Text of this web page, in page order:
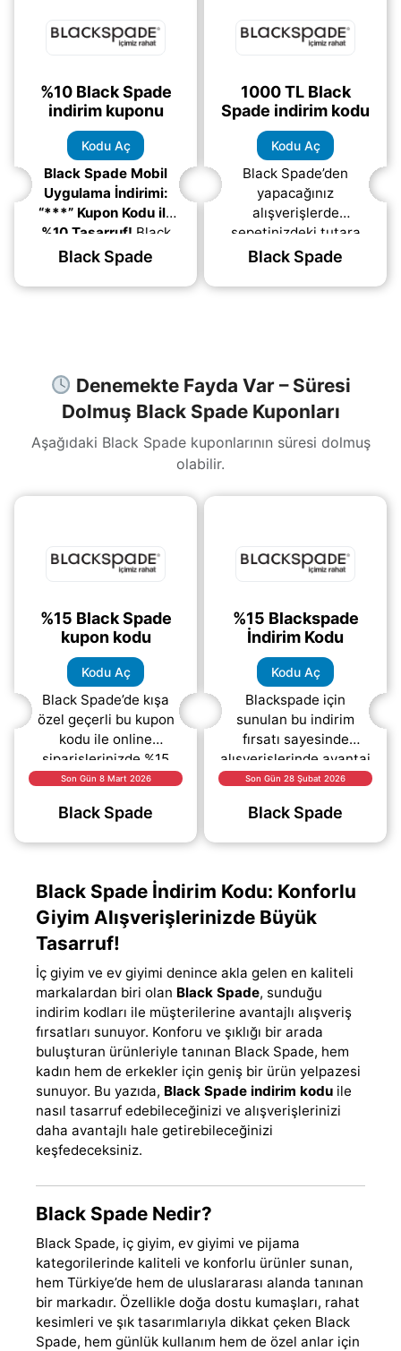
%10 Black Spade
indirim kuponu
Kodu Aç
Black Spade Mobil
Uygulama İndirimi:
“***” Kupon Kodu ile
%10 Tasarruf! Black
Spade’den yapacağınız
alışverişlerde, iç giyim
kategorisindeki
Black Spade
1000 TL Black
Spade indirim kodu
Kodu Aç
Black Spade’den
yapacağınız
alışverişlerde
sepetinizdeki tutara
göre değişen indirim
fırsatlarından
yararlanabilirsiniz!
Black Spade
Denemekte Fayda Var – Süresi
Dolmuş Black Spade Kuponları
Aşağıdaki Black Spade kuponlarının süresi dolmuş
olabilir.
%15 Black Spade
kupon kodu
Kodu Aç
Black Spade’de kışa
özel geçerli bu kupon
kodu ile online
siparişlerinizde %15
indirim fırsatını
Sepetinizi
Son Gün 8 Mart 2026
Black Spade
%15 Blackspade
İndirim Kodu
Kodu Aç
Blackspade için
sunulan bu indirim
fırsatı sayesinde
alışverişlerinde avantaj
yakalayabilirsin.
aç seçeneğine
Son Gün 28 Şubat 2026
Black Spade
Black Spade İndirim Kodu: Konforlu
Giyim Alışverişlerinizde Büyük
Tasarruf!
İç giyim ve ev giyimi denince akla gelen en kaliteli
markalardan biri olan Black Spade, sunduğu
indirim kodları ile müşterilerine avantajlı alışveriş
fırsatları sunuyor. Konforu ve şıklığı bir arada
buluşturan ürünleriyle tanınan Black Spade, hem
kadın hem de erkekler için geniş bir ürün yelpazesi
sunuyor. Bu yazıda, Black Spade indirim kodu ile
nasıl tasarruf edebileceğinizi ve alışverişlerinizi
daha avantajlı hale getirebileceğinizi
keşfedeceksiniz.
Black Spade Nedir?
Black Spade, iç giyim, ev giyimi ve pijama
kategorilerinde kaliteli ve konforlu ürünler sunan,
hem Türkiye’de hem de uluslararası alanda tanınan
bir markadır. Özellikle doğa dostu kumaşları, rahat
kesimleri ve şık tasarımlarıyla dikkat çeken Black
Spade, hem günlük kullanım hem de özel anlar için